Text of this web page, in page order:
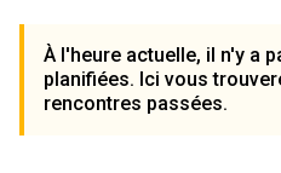
À l'heure actuelle, il n'y a
planifiées. Ici vous
rencontres passées.